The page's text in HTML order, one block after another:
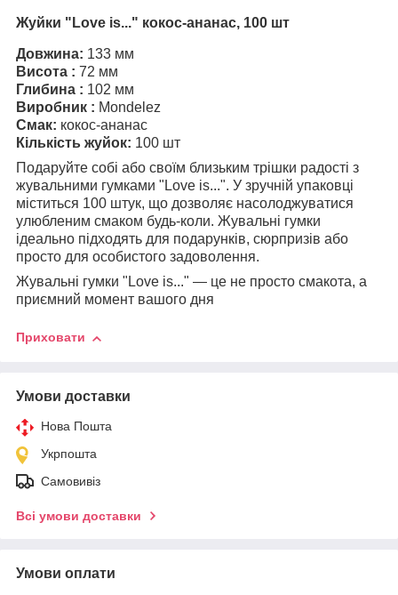
Жуйки "Love is..." кокос-ананас, 100 шт
Довжина: 133 мм
Висота : 72 мм
Глибина : 102 мм
Виробник : Mondelez
Смак: кокос-ананас
Кількість жуйок: 100 шт
Подаруйте собі або своїм близьким трішки радості з
жувальними гумками "Love is...". У зручній упаковці
міститься 100 штук, що дозволяє насолоджуватися
улюбленим смаком будь-коли. Жувальні гумки
ідеально підходять для подарунків, сюрпризів або
просто для особистого задоволення.
Жувальні гумки "Love is..." — це не просто смакота, а
приємний момент вашого дня
Приховати
Умови доставки
Нова Пошта
Укрпошта
Самовивіз
Всі умови доставки
Умови оплати